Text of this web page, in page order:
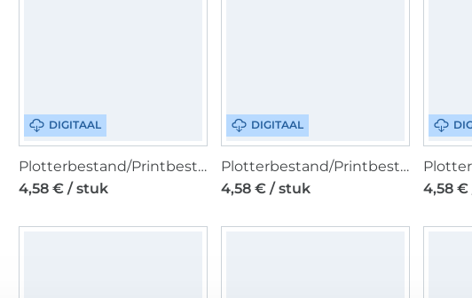
DIGITAAL
Plotterbestand/Printbestand beemybear Winterrezept, Duits
4,58 € / stuk
DIGITAAL
Plotterbestand/Printbestand beemybear Weihnachtsrezept, Duits
4,58 € / stuk
4,58